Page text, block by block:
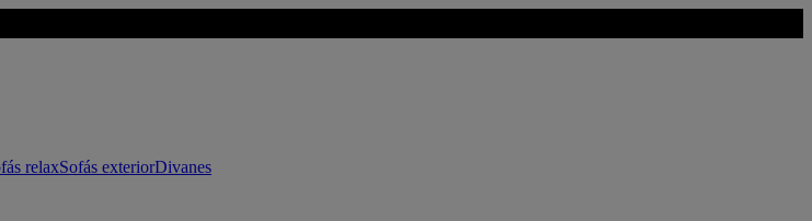
relaxSofás exteriorDivanes